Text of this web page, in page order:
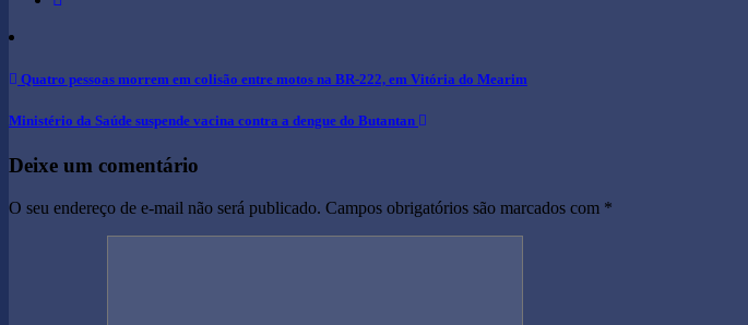
Navegação
de
Quatro pessoas morrem em colisão entre motos na BR-222, em Vitória do Mearim
Ministério da Saúde suspende vacina contra a dengue do Butantan
Deixe um comentário
O seu endereço de e-mail não será publicado. Campos obrigatórios são marcados com *